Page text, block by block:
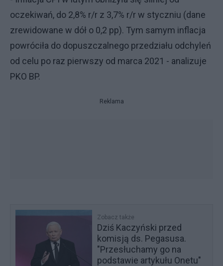
oczekiwań, do 2,8% r/r z 3,7% r/r w styczniu (dane
zrewidowane w dół o 0,2 pp). Tym samym inflacja
powróciła do dopuszczalnego przedziału odchyleń
od celu po raz pierwszy od marca 2021 - analizuje
PKO BP.
Reklama
Zobacz także
Dziś Kaczyński przed
komisją ds. Pegasusa.
"Przesłuchamy go na
podstawie artykułu Onetu"